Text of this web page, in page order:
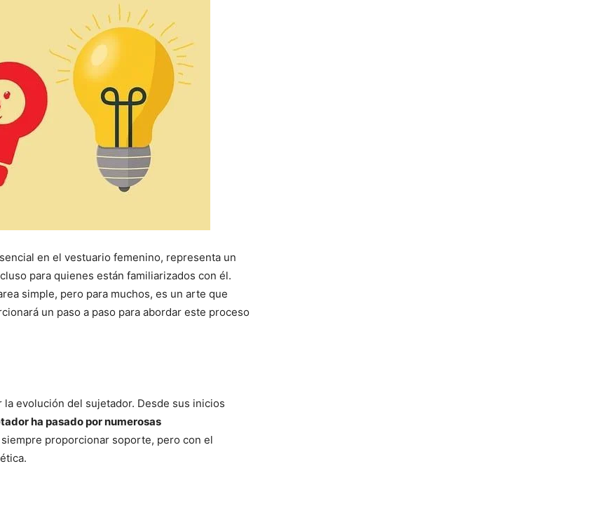
en el vestuario femenino, representa un
para quienes están familiarizados con él.
simple, pero para muchos, es un arte que
un paso a paso para abordar este proceso
evolución del sujetador. Desde sus inicios
ha pasado por numerosas
proporcionar soporte, pero con el